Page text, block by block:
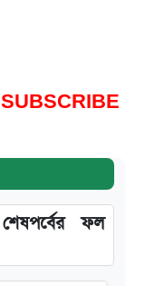
SUBSCRIBE
শেষপর্বের ফল